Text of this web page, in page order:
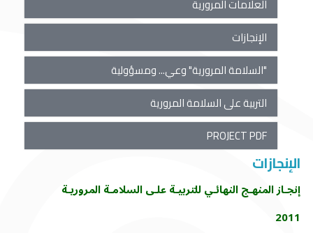
العلامات المرورية
الإنجازات
"السلامة المرورية" وعي... ومسؤولية
التربية على السلامة المرورية
PROJECT PDF
الإنجازات
إنجـاز المنهـج النهائـي للتربيـة علـى السلامـة المروريـة
2011